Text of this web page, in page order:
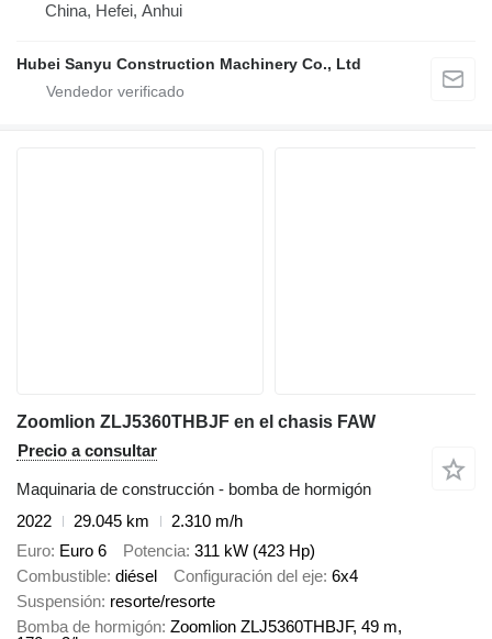
China, Hefei, Anhui
Hubei Sanyu Construction Machinery Co., Ltd
Zoomlion ZLJ5360THBJF en el chasis FAW
Precio a consultar
Maquinaria de construcción - bomba de hormigón
2022
29.045 km
2.310 m/h
Euro Euro 6 Potencia 311 kW (423 Hp)
Combustible diésel Configuración del eje 6x4
Suspensión resorte/resorte
Bomba de hormigón Zoomlion ZLJ5360THBJF, 49 m,